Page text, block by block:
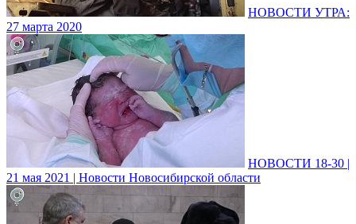
НОВОСТИ УТРА:
27 марта 2020
НОВОСТИ 18-30 |
21 мая 2021 | Новости Новосибирской области